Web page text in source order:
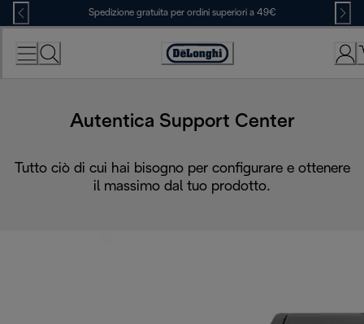
Skip
to
Content
Spedizione gratuita per ordini superiori a 49€
Accessibility
Autentica Support Center
Tutto ciò di cui hai bisogno per configurare e ottenere
il massimo dal tuo prodotto.